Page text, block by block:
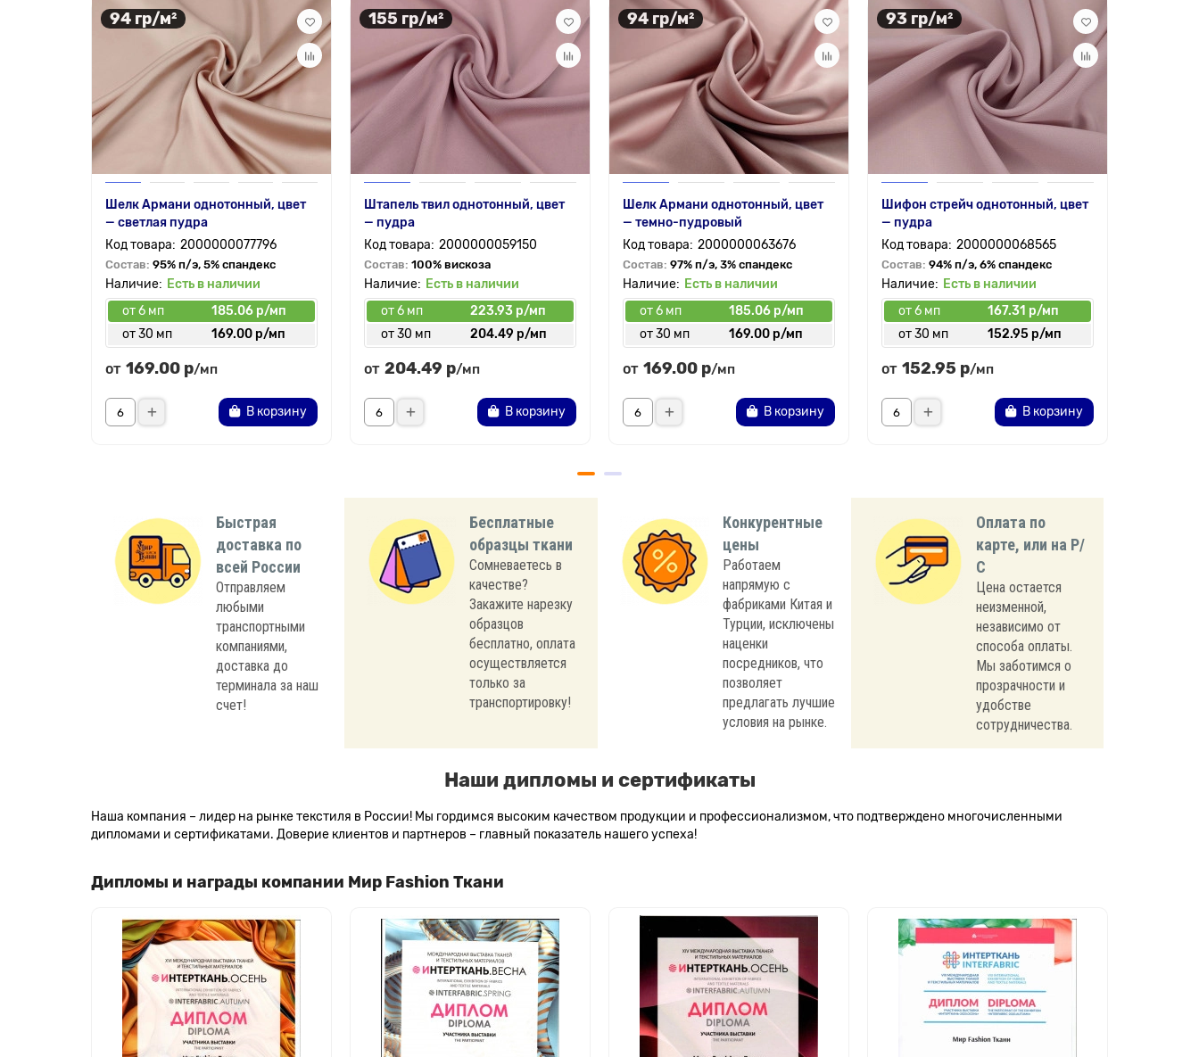
94 гр/м²
Шелк Армани однотонный, цвет
— светлая пудра
2000000077796
Состав: 95% п/э, 5% спандекс
Есть в наличии
от 6 мп
185.06 р/мп
от 30 мп
169.00 р/мп
от 169.00 р/мп
В корзину
155 гр/м²
Штапель твил однотонный, цвет
— пудра
2000000059150
Состав: 100% вискоза
Есть в наличии
от 6 мп
223.93 р/мп
от 30 мп
204.49 р/мп
от 204.49 р/мп
В корзину
94 гр/м²
Шелк Армани однотонный, цвет
— темно-пудровый
2000000063676
Состав: 97% п/э, 3% спандекс
Есть в наличии
от 6 мп
185.06 р/мп
от 30 мп
169.00 р/мп
от 169.00 р/мп
В корзину
93 гр/м²
Шифон стрейч однотонный, цвет
— пудра
2000000068565
Состав: 94% п/э, 6% спандекс
Есть в наличии
от 6 мп
167.31 р/мп
от 30 мп
152.95 р/мп
от 152.95 р/мп
В корзину
Быстрая
доставка по
всей России
Отправляем
любыми
транспортными
компаниями,
доставка до
терминала за наш
счет!
Бесплатные
образцы ткани
Сомневаетесь в
качестве?
Закажите нарезку
образцов
бесплатно, оплата
осуществляется
только за
транспортировку!
Конкурентные
цены
Работаем
напрямую с
фабриками Китая и
Турции, исключены
наценки
посредников, что
позволяет
предлагать лучшие
условия на рынке.
Оплата по
карте, или на Р/
С
Цена остается
неизменной,
независимо от
способа оплаты.
Мы заботимся о
прозрачности и
удобстве
сотрудничества.
Наши дипломы и сертификаты
Наша компания – лидер на рынке текстиля в России! Мы гордимся высоким качеством продукции и профессионализмом, что подтверждено многочисленными
дипломами и сертификатами. Доверие клиентов и партнеров – главный показатель нашего успеха!
Дипломы и награды компании Мир Fashion Ткани